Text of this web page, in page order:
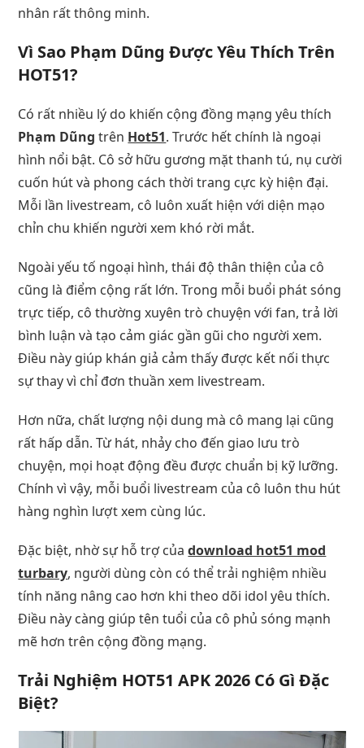
nhân rất thông minh.
Vì Sao Phạm Dũng Được Yêu Thích Trên
HOT51?
Có rất nhiều lý do khiến cộng đồng mạng yêu thích
Phạm Dũng trên Hot51. Trước hết chính là ngoại
hình nổi bật. Cô sở hữu gương mặt thanh tú, nụ cười
cuốn hút và phong cách thời trang cực kỳ hiện đại.
Mỗi lần livestream, cô luôn xuất hiện với diện mạo
chỉn chu khiến người xem khó rời mắt.
Ngoài yếu tố ngoại hình, thái độ thân thiện của cô
cũng là điểm cộng rất lớn. Trong mỗi buổi phát sóng
trực tiếp, cô thường xuyên trò chuyện với fan, trả lời
bình luận và tạo cảm giác gần gũi cho người xem.
Điều này giúp khán giả cảm thấy được kết nối thực
sự thay vì chỉ đơn thuần xem livestream.
Hơn nữa, chất lượng nội dung mà cô mang lại cũng
rất hấp dẫn. Từ hát, nhảy cho đến giao lưu trò
chuyện, mọi hoạt động đều được chuẩn bị kỹ lưỡng.
Chính vì vậy, mỗi buổi livestream của cô luôn thu hút
hàng nghìn lượt xem cùng lúc.
Đặc biệt, nhờ sự hỗ trợ củadownload hot51 mod
turbary, người dùng còn có thể trải nghiệm nhiều
tính năng nâng cao hơn khi theo dõi idol yêu thích.
Điều này càng giúp tên tuổi của cô phủ sóng mạnh
mẽ hơn trên cộng đồng mạng.
Trải Nghiệm HOT51 APK 2026 Có Gì Đặc
Biệt?